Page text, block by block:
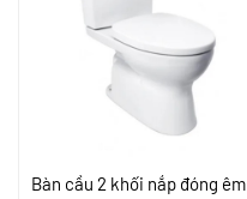
Bàn cầu 2 khối nắp đóng êm